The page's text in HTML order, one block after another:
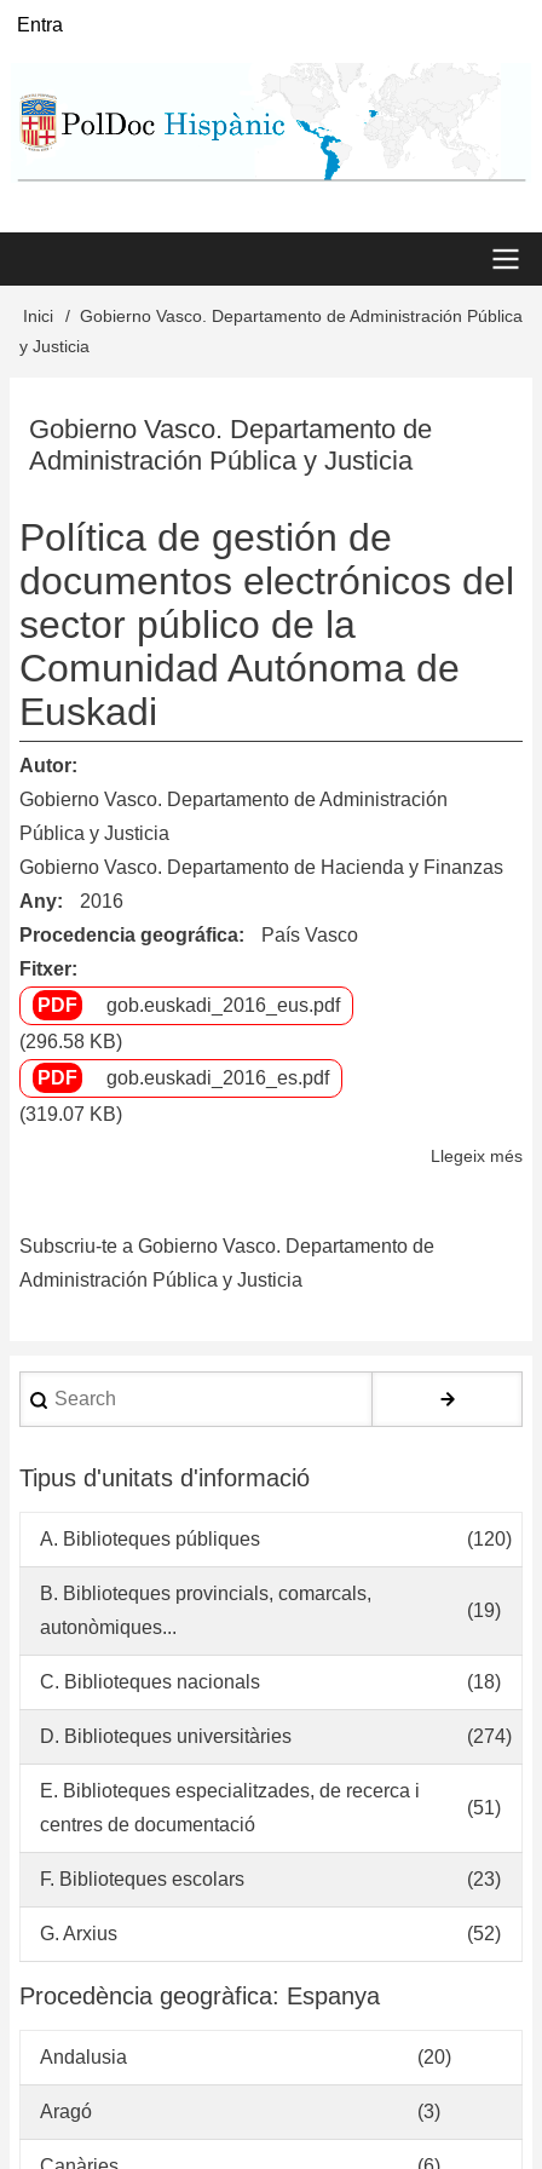
Vés
User
Entra
Main
menu
Inici
Gobierno Vasco. Departamento de Administración Pública
y Justicia
Gobierno Vasco. Departamento de
Administración Pública y Justicia
Política de gestión de
documentos electrónicos del
sector público de la
Comunidad Autónoma de
Euskadi
Autor
Gobierno Vasco. Departamento de Administración
Pública y Justicia
Gobierno Vasco. Departamento de Hacienda y Finanzas
Any
2016
Procedencia geográfica
País Vasco
Fitxer
gob.euskadi_2016_eus.pdf
(296.58 KB)
gob.euskadi_2016_es.pdf
(319.07 KB)
Llegeix més
Subscriu-te a Gobierno Vasco. Departamento de
Administración Pública y Justicia
Search
Tipus d'unitats d'informació
A. Biblioteques públiques (120)
B. Biblioteques provincials, comarcals,
autonòmiques...
(19)
C. Biblioteques nacionals (18)
D. Biblioteques universitàries (274)
E. Biblioteques especialitzades, de recerca i
centres de documentació
(51)
F. Biblioteques escolars (23)
G. Arxius (52)
Procedència geogràfica: Espanya
Andalusia (20)
Aragó (3)